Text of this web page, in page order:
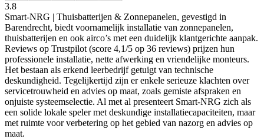
3.8
Smart‑NRG | Thuisbatterijen & Zonnepanelen, gevestigd in
Barendrecht, biedt voornamelijk installatie van zonnepanelen,
thuisbatterijen en ook airco’s met een duidelijk klantgerichte aanpak.
Reviews op Trustpilot (score 4,1/5 op 36 reviews) prijzen hun
professionele installatie, nette afwerking en vriendelijke monteurs.
Het bestaan als erkend leerbedrijf getuigt van technische
deskundigheid. Tegelijkertijd zijn er enkele serieuze klachten over
servicetrouwheid en advies op maat, zoals gemiste afspraken en
onjuiste systeemselectie. Al met al presenteert Smart‑NRG zich als
een solide lokale speler met deskundige installatiecapaciteiten, maar
met ruimte voor verbetering op het gebied van nazorg en advies op
maat.